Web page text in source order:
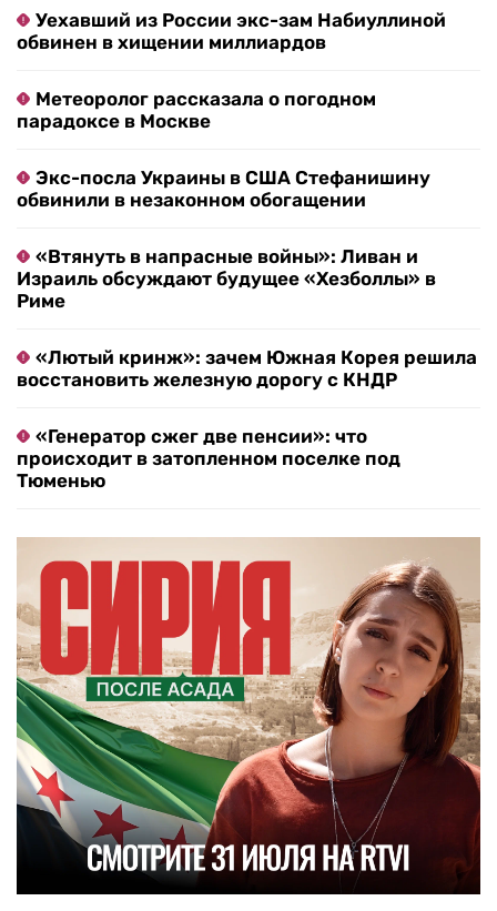
Уехавший из России экс-зам Набиуллиной
обвинен в хищении миллиардов
Метеоролог рассказала о погодном
парадоксе в Москве
Экс-посла Украины в США Стефанишину
обвинили в незаконном обогащении
«Втянуть в напрасные войны»: Ливан и
Израиль обсуждают будущее «Хезболлы» в
Риме
«Лютый кринж»: зачем Южная Корея решила
восстановить железную дорогу с КНДР
«Генератор сжег две пенсии»: что
происходит в затопленном поселке под
Тюменью